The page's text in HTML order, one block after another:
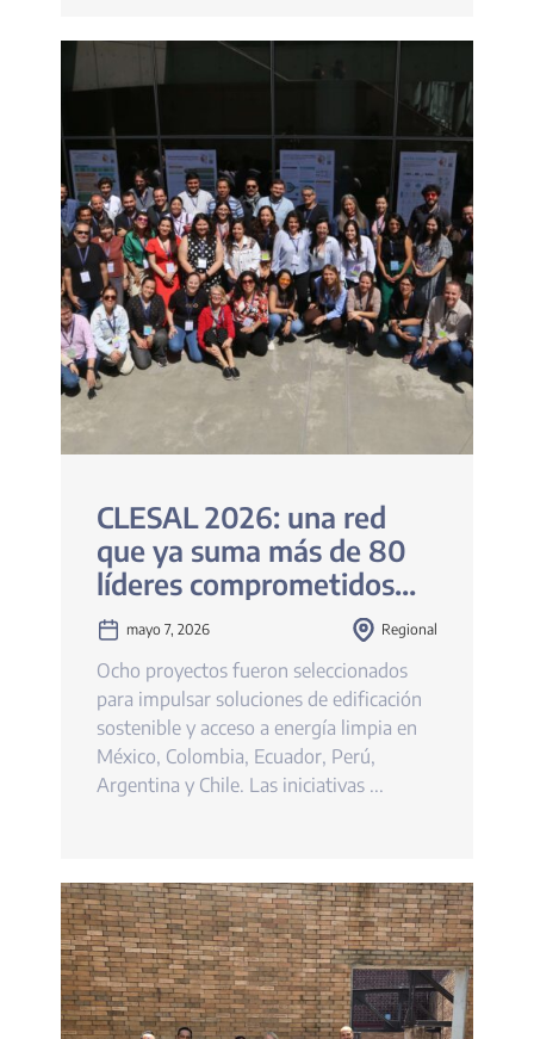
CLESAL 2026: una red
que ya suma más de 80
líderes comprometidos
con la construcción baja
en carbono
mayo 7, 2026 Regional
Ocho proyectos fueron seleccionados
para impulsar soluciones de edificación
sostenible y acceso a energía limpia en
México, Colombia, Ecuador, Perú,
Argentina y Chile. Las iniciativas ...